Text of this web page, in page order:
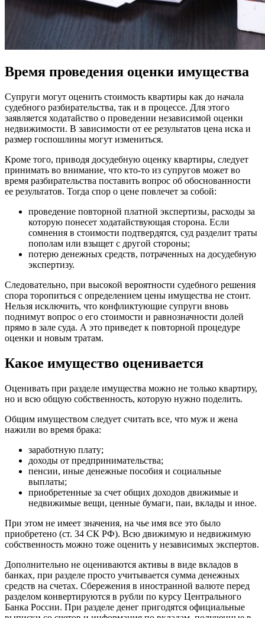
Время проведения оценки имущества
Супруги могут оценить стоимость квартиры как до начала
судебного разбирательства, так и в процессе. Для этого
заявляется ходатайство о проведении независимой оценки
недвижимости. В зависимости от ее результатов цена иска и
размер госпошлины могут измениться.
Кроме того, приводя досудебную оценку квартиры, следует
принимать во внимание, что кто-то из супругов может во
время разбирательства поставить вопрос об обоснованности
ее результатов. Тогда спор о цене повлечет за собой:
проведение повторной платной экспертизы, расходы за
которую понесет ходатайствующая сторона. Если
сомнения в стоимости подтвердятся, суд разделит траты
пополам или взыщет с другой стороны;
потерю денежных средств, потраченных на досудебную
экспертизу.
Следовательно, при высокой вероятности судебного решения
спора торопиться с определением цены имущества не стоит.
Нельзя исключить, что конфликтующие супруги вновь
поднимут вопрос о его стоимости и равнозначности долей
прямо в зале суда. А это приведет к повторной процедуре
оценки и новым тратам.
Какое имущество оценивается
Оценивать при разделе имущества можно не только квартиру,
но и всю общую собственность, которую нужно поделить.
Общим имуществом следует считать все, что муж и жена
нажили во время брака:
заработную плату;
доходы от предпринимательства;
пенсии, иные денежные пособия и социальные
выплаты;
приобретенные за счет общих доходов движимые и
недвижимые вещи, ценные бумаги, паи, вклады и иное.
При этом не имеет значения, на чье имя все это было
приобретено (ст. 34 СК РФ). Всю движимую и недвижимую
собственность можно тоже оценить у независимых экспертов.
Дополнительно не оцениваются активы в виде вкладов в
банках, при разделе просто учитывается сумма денежных
средств на счетах. Сбережения в иностранной валюте перед
разделом конвертируются в рубли по курсу Центрального
Банка России. При разделе денег пригодятся официальные